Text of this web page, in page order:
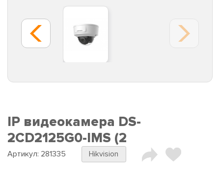
IP видеокамера DS-
2CD2125G0-IMS (2
Артикул: 281335 Hikvision